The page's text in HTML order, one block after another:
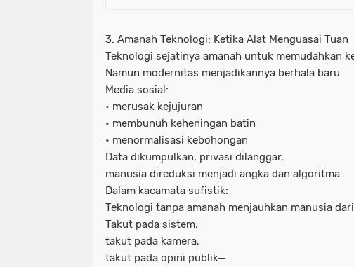
3. Amanah Teknologi: Ketika Alat Menguasai Tuan
Teknologi sejatinya amanah untuk memudahkan
Namun modernitas menjadikannya berhala baru.
Media sosial:
• merusak kejujuran
• membunuh keheningan batin
• menormalisasi kebohongan
Data dikumpulkan, privasi dilanggar,
manusia direduksi menjadi angka dan algoritma.
Dalam kacamata sufistik:
Teknologi tanpa amanah menjauhkan manusia
Takut pada sistem,
takut pada kamera,
takut pada opini publik—